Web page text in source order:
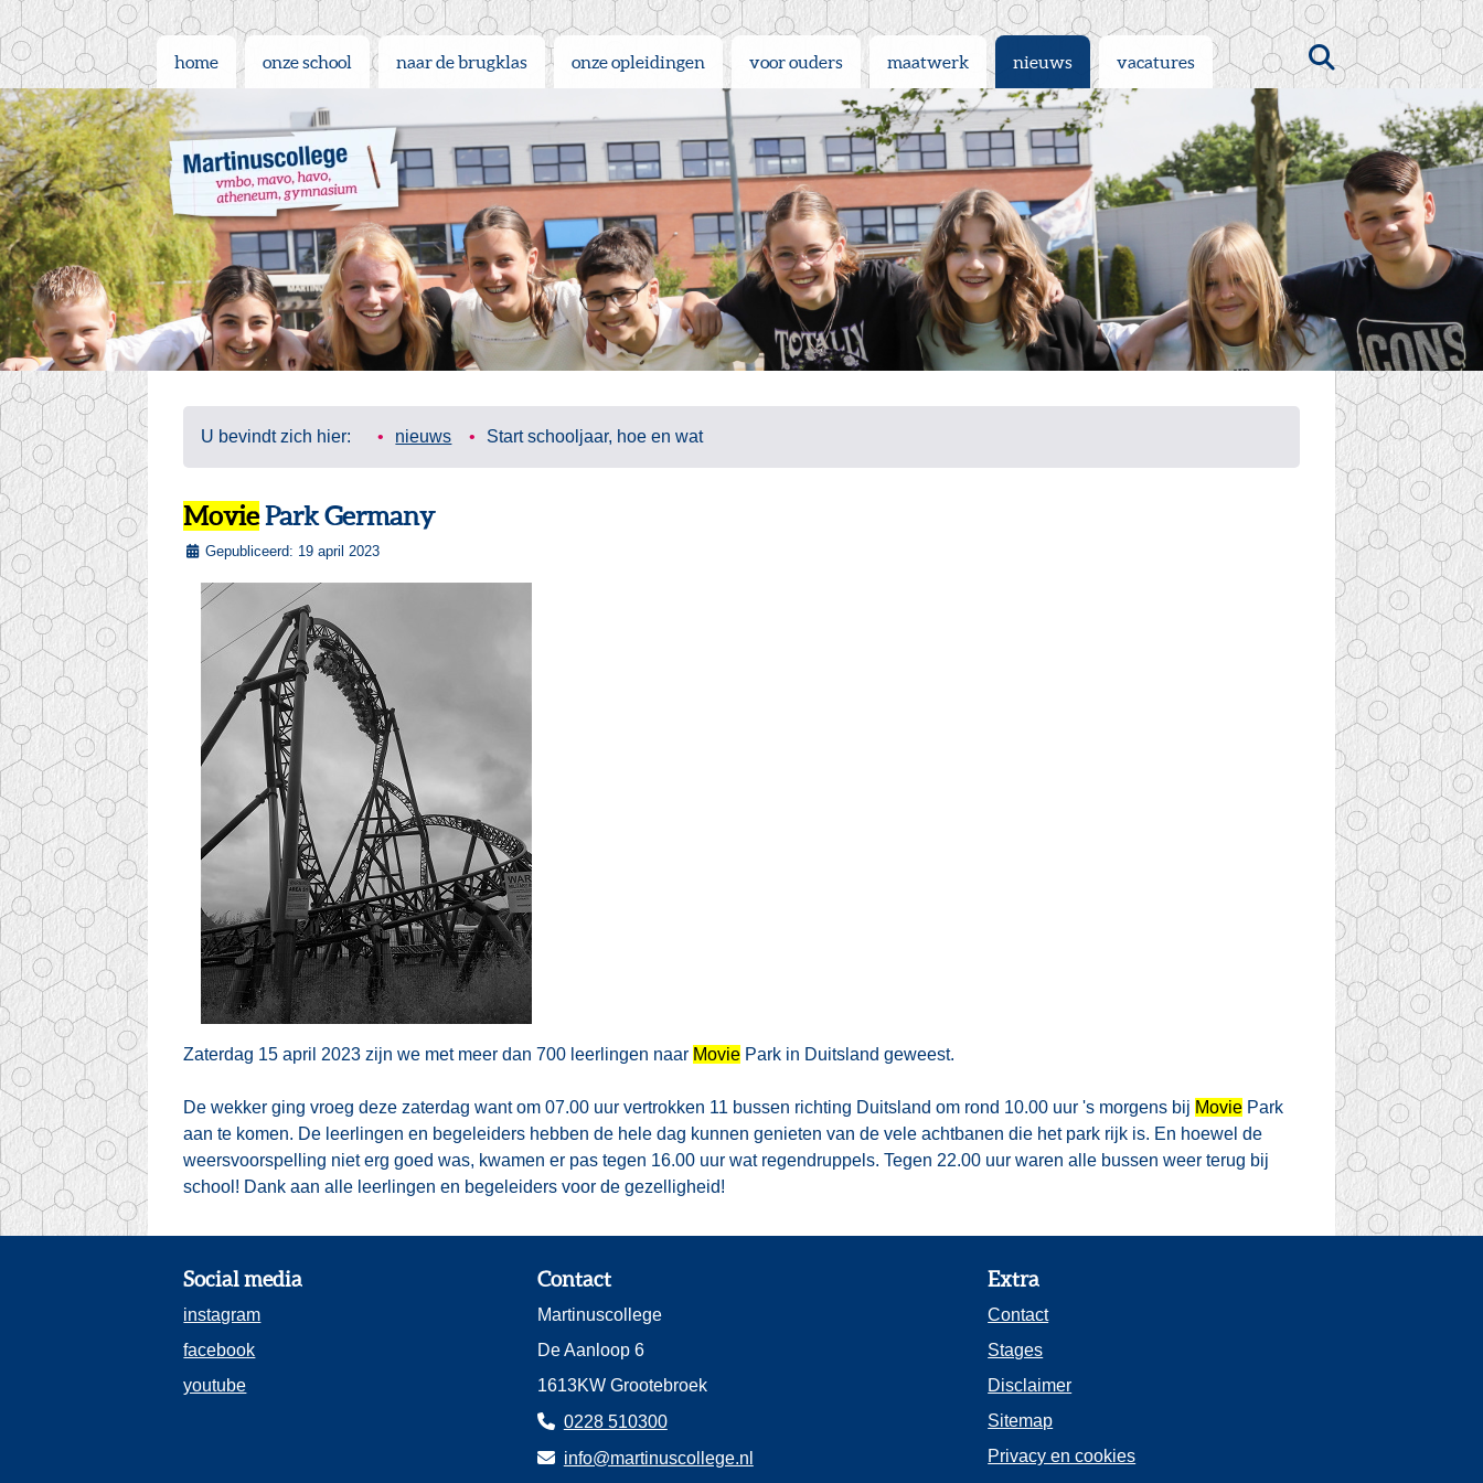
home onze school naar de brugklas onze opleidingen voor ouders maatwerk nieuws vacatures Zoeken
U bevindt zich hier: nieuws Start schooljaar, hoe en wat
MoviePark Germany
Gepubliceerd: 19 april 2023
Zaterdag 15 april 2023 zijn we met meer dan 700 leerlingen naar Movie Park in Duitsland geweest.
De wekker ging vroeg deze zaterdag want om 07.00 uur vertrokken 11 bussen richting Duitsland om rond 10.00 uur 's morgens bij Movie Park
aan te komen. De leerlingen en begeleiders hebben de hele dag kunnen genieten van de vele achtbanen die het park rijk is. En hoewel de
weersvoorspelling niet erg goed was, kwamen er pas tegen 16.00 uur wat regendruppels. Tegen 22.00 uur waren alle bussen weer terug bij
school! Dank aan alle leerlingen en begeleiders voor de gezelligheid!
Social media
instagram
facebook
youtube
Contact
Martinuscollege
De Aanloop 6
1613KW Grootebroek
0228 510300
info@martinuscollege.nl
Extra
Contact
Stages
Disclaimer
Sitemap
Privacy en cookies